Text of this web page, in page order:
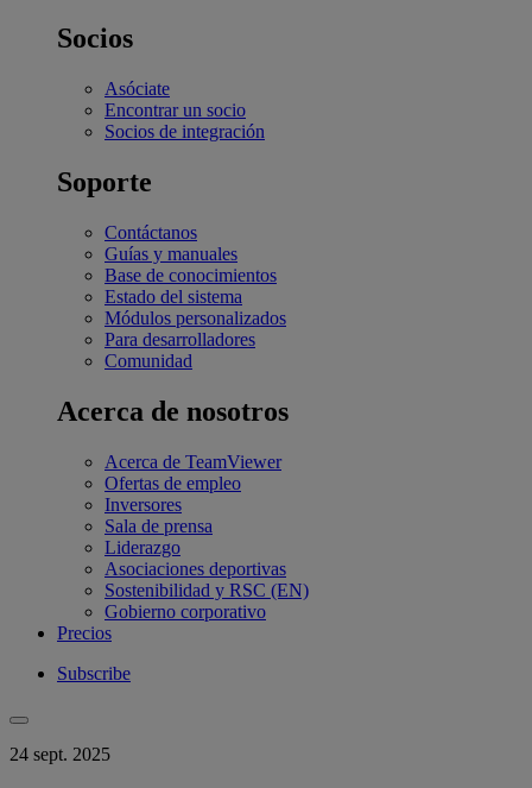
Socios
Asóciate
Encontrar un socio
Socios de integración
Soporte
Contáctanos
Guías y manuales
Base de conocimientos
Estado del sistema
Módulos personalizados
Para desarrolladores
Comunidad
Acerca de nosotros
Acerca de TeamViewer
Ofertas de empleo
Inversores
Sala de prensa
Liderazgo
Asociaciones deportivas
Sostenibilidad y RSC (EN)
Gobierno corporativo
Precios
Subscribe
24 sept. 2025